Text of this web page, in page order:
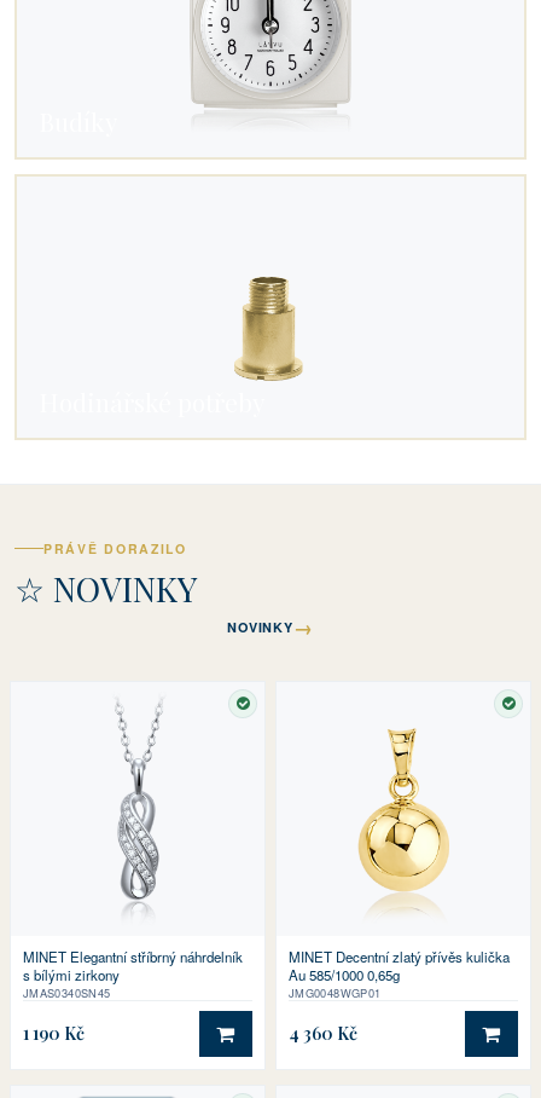
PRÁVĚ DORAZILO
☆ NOVINKY
NOVINKY →
SKLADEM
MINET Elegantní stříbrný náhrdelník
s bílými zirkony
JMAS0340SN45
1 190 Kč DO KOŠÍKU
MINET Decentní zlatý přívěs kulička
Au 585/1000 0,65g
JMG0048WGP01
4 360 Kč DO